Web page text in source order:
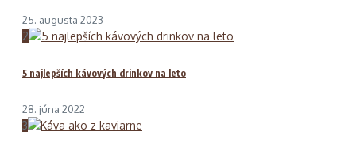
25. augusta 2023
2
5 najlepších kávových drinkov na leto
28. júna 2022
3